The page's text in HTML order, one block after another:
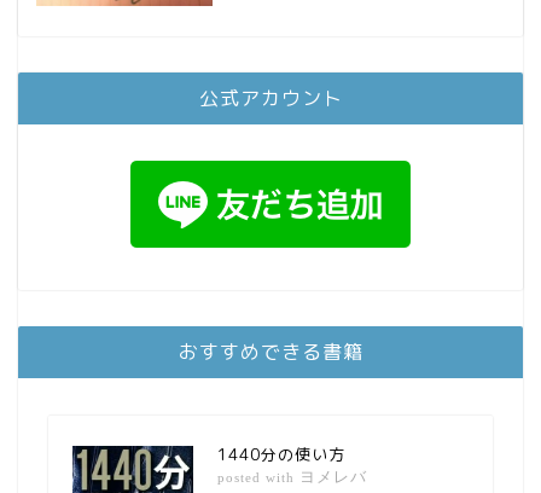
公式アカウント
おすすめできる書籍
1440分の使い方
posted with ヨメレバ